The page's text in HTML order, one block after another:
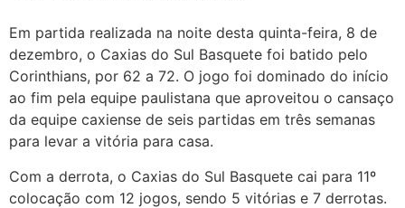
Em partida realizada na noite desta quinta-feira, 8 de
dezembro, o Caxias do Sul Basquete foi batido pelo
Corinthians, por 62 a 72. O jogo foi dominado do início
ao fim pela equipe paulistana que aproveitou o cansaço
da equipe caxiense de seis partidas em três semanas
para levar a vitória para casa.
Com a derrota, o Caxias do Sul Basquete cai para 11º
colocação com 12 jogos, sendo 5 vitórias e 7 derrotas.